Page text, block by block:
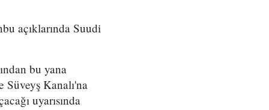
açıklarında Suudi
bu yana
Süveyş Kanalı'na
uyarısında